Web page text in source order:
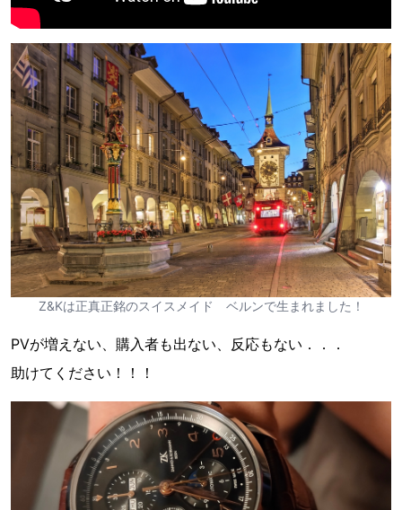
Z&Kは正真正銘のスイスメイド ベルンで生まれました！
PVが増えない、購入者も出ない、反応もない．．．
助けてください！！！